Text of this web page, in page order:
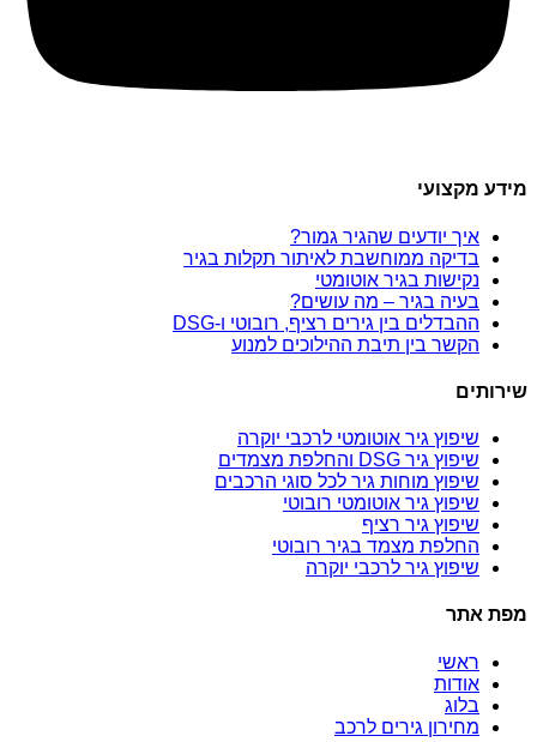
מידע מקצועי
איך יודעים שהגיר גמור?
בדיקה ממוחשבת לאיתור תקלות בגיר
נקישות בגיר אוטומטי
בעיה בגיר – מה עושים?
ההבדלים בין גירים רציף, רובוטי ו-DSG
הקשר בין תיבת ההילוכים למנוע
שירותים
שיפוץ גיר אוטומטי לרכבי יוקרה
שיפוץ גיר DSG והחלפת מצמדים
שיפוץ מוחות גיר לכל סוגי הרכבים
שיפוץ גיר אוטומטי רובוטי
שיפוץ גיר רציף
החלפת מצמד בגיר רובוטי
שיפוץ גיר לרכבי יוקרה
מפת אתר
ראשי
אודות
בלוג
מחירון גירים לרכב